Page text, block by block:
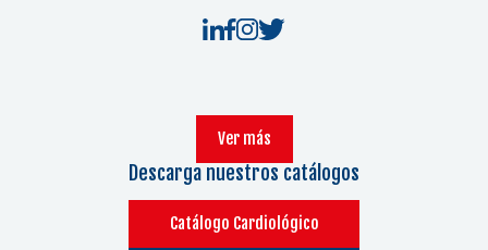
Ver más
Descarga nuestros catálogos
Catálogo Cardiológico